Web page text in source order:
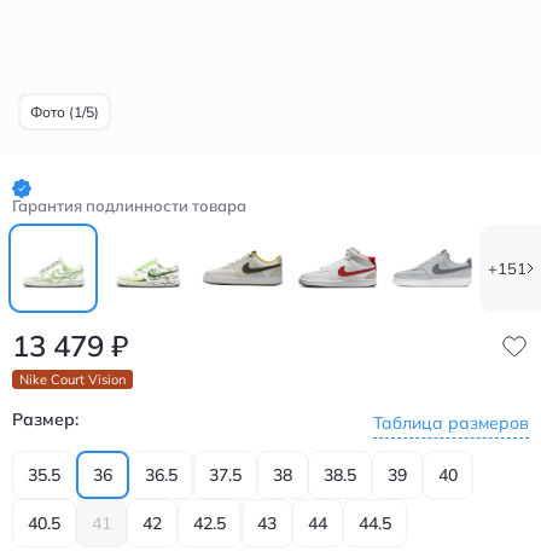
Фото (1/5)
Гарантия подлинности товара
+151
13 479 ₽
Nike Court Vision
Размер: Таблица размеров
35.5 36 36.5 37.5 38 38.5 39 40
40.5 41 42 42.5 43 44 44.5